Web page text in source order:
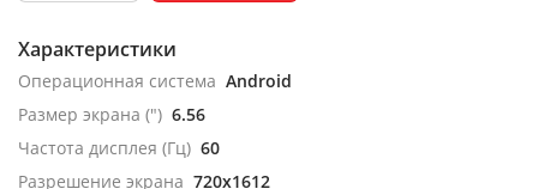
Характеристики
Операционная система Android
Размер экрана (") 6.56
Частота дисплея (Гц) 60
Разрешение экрана 720x1612